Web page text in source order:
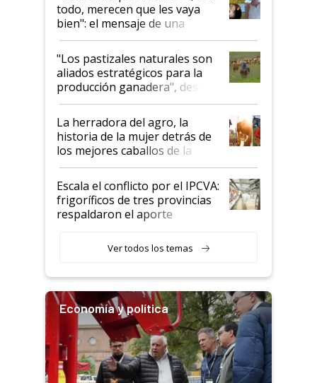
todo, merecen que les vaya
bien": el mensaje de una
ganadera uruguaya sobre las
oportunidades que se abren
para el agro en Argentina, con
foco en la carne
"Los pastizales naturales son
aliados estratégicos para la
producción ganadera", destaca
la iniciativa que ya reúne a 46
establecimientos en Argentina
La herradora del agro, la
historia de la mujer detrás de
los mejores caballos de la
Argentina y los mitos que
todavía hacen sufrir a estos
animales: "Mientras me
descalificaban, yo seguí
haciendo currículum"
Escala el conflicto por el IPCVA:
frigoríficos de tres provincias
respaldaron el aporte
Ver todos los temas
Economía y política